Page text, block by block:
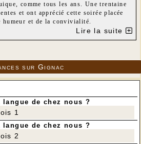
comme tous les ans. Une trentaine
et ont apprécié cette soirée placée
humeur et de la convivialité.
Lire la suite
sur Gignac
langue de chez nous ?
1
langue de chez nous ?
2